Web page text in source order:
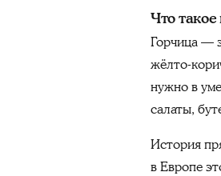
Что
Горчица —
жёлто-
нужно в
салаты,
История
в Европе